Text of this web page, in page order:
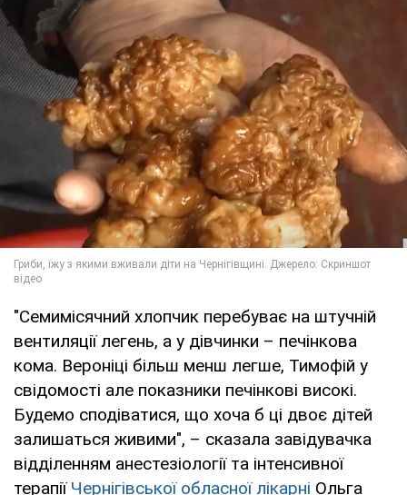
"Семимісячний хлопчик перебуває на штучній
вентиляції легень, а у дівчинки – печінкова
кома. Вероніці більш менш легше, Тимофій у
свідомості але показники печінкові високі.
Будемо сподіватися, що хоча б ці двоє дітей
залишаться живими", – сказала завідувачка
відділенням анестезіології та інтенсивної
терапії Чернігівської обласної лікарні Ольга